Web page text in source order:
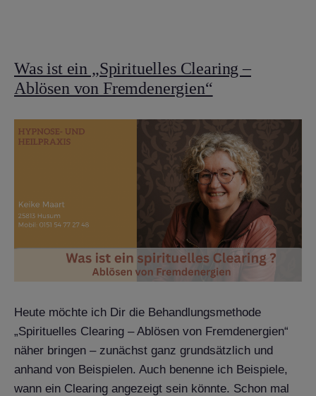
Was ist ein „Spirituelles Clearing –
Ablösen von Fremdenergien“
Heute möchte ich Dir die Behandlungsmethode
„Spirituelles Clearing – Ablösen von Fremdenergien“
näher bringen – zunächst ganz grundsätzlich und
anhand von Beispielen. Auch benenne ich Beispiele,
wann ein Clearing angezeigt sein könnte. Schon mal